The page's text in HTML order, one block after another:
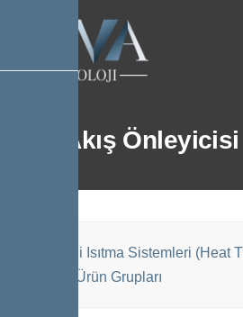
Geri Akış Önleyicisi
Elektrikli Isıtma Sistemleri (Heat
Kessel Ürün Grupları